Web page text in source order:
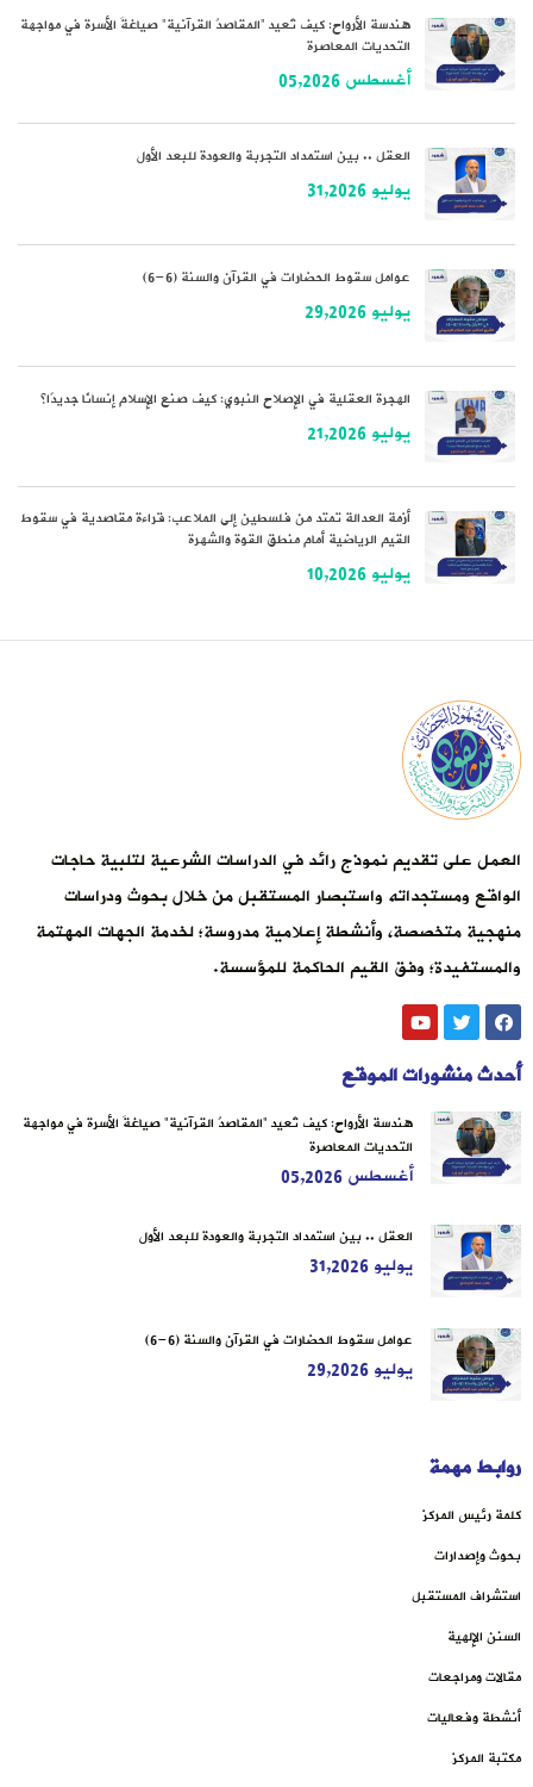
هندسة الأرواح: كيف تُعيد “المقاصدُ القرآنية” صياغةَ الأسرة في مواجهة
التحديات المعاصرة
أغسطس 05,2026
العقل .. بين استمداد التجربة والعودة للبعد الأول
يوليو 31,2026
عوامل سقوط الحضارات في القرآن والسنة (6-6)
يوليو 29,2026
الهجرة العقلية في الإصلاح النبوي: كيف صنع الإسلام إنسانًا جديدًا؟
يوليو 21,2026
أزمة العدالة تمتد من فلسطين إلى الملاعب: قراءة مقاصدية في سقوط
القيم الرياضية أمام منطق القوة والشهرة
يوليو 10,2026
العمل على تقديم نموذج رائد في الدراسات الشرعية لتلبية حاجات
الواقع ومستجداته واستبصار المستقبل من خلال بحوث ودراسات
منهجية متخصصة، وأنشطة إعلامية مدروسة؛ لخدمة الجهات المهتمة
والمستفيدة؛ وفق القيم الحاكمة للمؤسسة.
أحدث منشورات الموقع
هندسة الأرواح: كيف تُعيد “المقاصدُ القرآنية” صياغةَ الأسرة في مواجهة
التحديات المعاصرة
أغسطس 05,2026
العقل .. بين استمداد التجربة والعودة للبعد الأول
يوليو 31,2026
عوامل سقوط الحضارات في القرآن والسنة (6-6)
يوليو 29,2026
روابط مهمة
كلمة رئيس المركز
بحوث وإصدارات
استشراف المستقبل
السنن الإلهية
مقالات ومراجعات
أنشطة وفعاليات
مكتبة المركز